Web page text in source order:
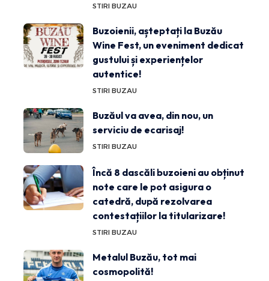
STIRI BUZAU
Buzoienii, așteptați la Buzău
Wine Fest, un eveniment dedicat
gustului și experiențelor
autentice!
STIRI BUZAU
Buzăul va avea, din nou, un
serviciu de ecarisaj!
STIRI BUZAU
Încă 8 dascăli buzoieni au obținut
note care le pot asigura o
catedră, după rezolvarea
contestațiilor la titularizare!
STIRI BUZAU
Metalul Buzău, tot mai
cosmopolită!